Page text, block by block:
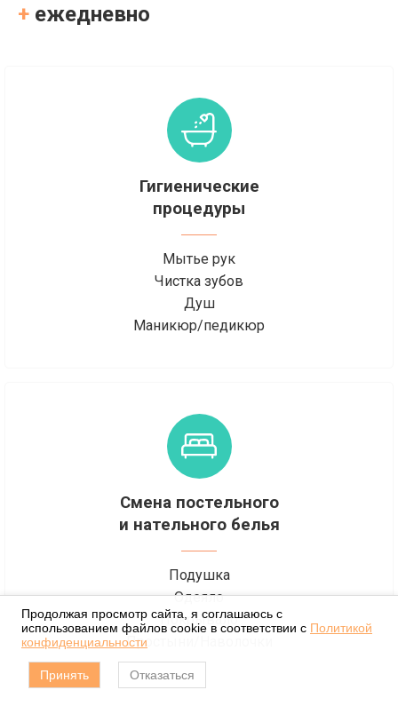
+ ежедневно
Гигиенические
процедуры
Мытье рук
Чистка зубов
Душ
Маникюр/педикюр
Смена постельного
и нательного белья
Подушка
Одеяло
Покрывало
Простыни/Наволочки
Продолжая просмотр сайта, я соглашаюсь с
использованием файлов cookie в соответствии с Политикой
конфиденциальности
Принять Отказаться